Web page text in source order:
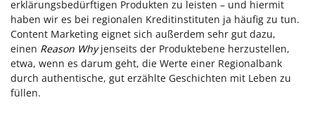
erklärungsbedürftigen Produkten zu leisten – und hiermit
haben wir es bei regionalen Kreditinstituten ja häufig zu tun.
Content Marketing eignet sich außerdem sehr gut dazu,
einen Reason Whyjenseits der Produktebene herzustellen,
etwa, wenn es darum geht, die Werte einer Regionalbank
durch authentische, gut erzählte Geschichten mit Leben zu
füllen.